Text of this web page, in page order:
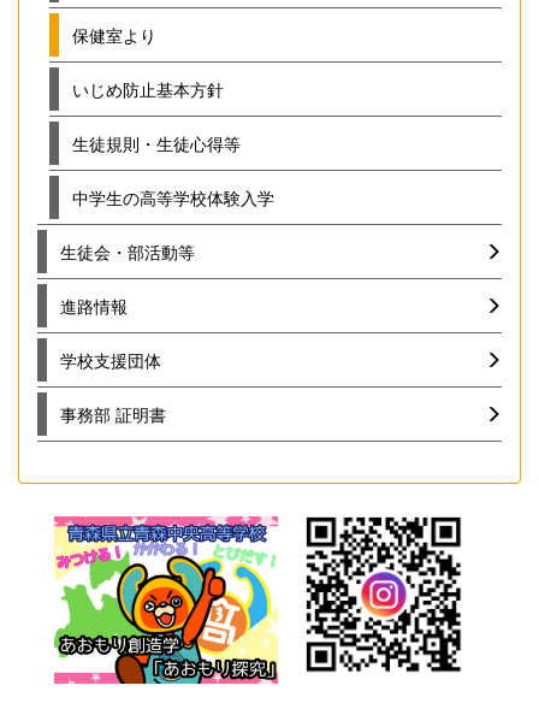
保健室より
いじめ防止基本方針
生徒規則・生徒心得等
中学生の高等学校体験入学
生徒会・部活動等
進路情報
学校支援団体
事務部 証明書